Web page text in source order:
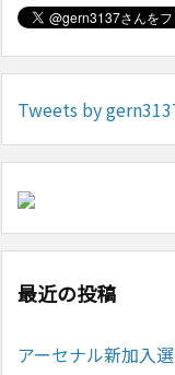
Tweets by
最近の投稿
アーセナル新加入